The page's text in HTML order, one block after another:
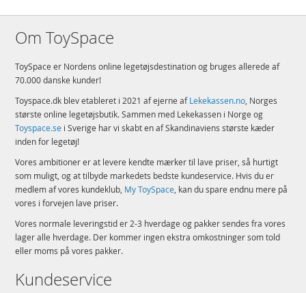
Om ToySpace
ToySpace er Nordens online legetøjsdestination og bruges allerede af
70.000 danske kunder!
Toyspace.dk blev etableret i 2021 af ejerne afLekekassen.no , Norges
største online legetøjsbutik. Sammen med Lekekassen i Norge og
Toyspace.se i Sverige har vi skabt en af Skandinaviens største kæder
inden for legetøj!
Vores ambitioner er at levere kendte mærker til lave priser, så hurtigt
som muligt, og at tilbyde markedets bedste kundeservice. Hvis du er
medlem af vores kundeklub, My ToySpace , kan du spare endnu mere på
vores i forvejen lave priser.
Vores normale leveringstid er 2-3 hverdage og pakker sendes fra vores
lager alle hverdage. Der kommer ingen ekstra omkostninger som told
eller moms på vores pakker.
Kundeservice